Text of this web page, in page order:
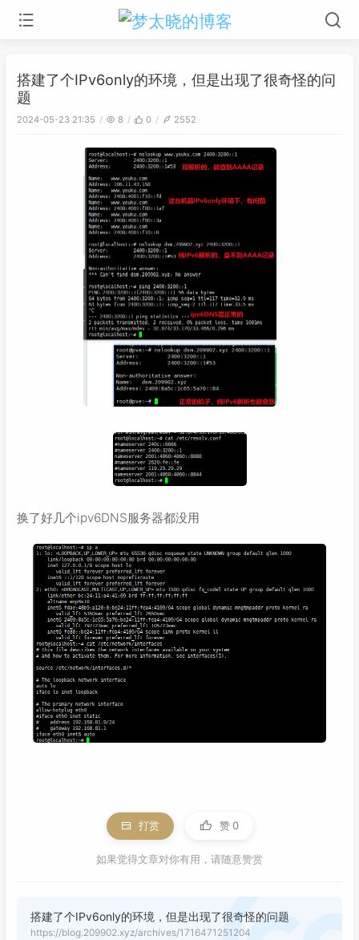
搭建了个IPv6only的环境，但是出现了很奇怪的问
题
2024-05-23 21:35 8 0 2552
换了好几个ipv6DNS服务器都没用
打赏 赞 0
如果觉得文章对你有用，请随意赞赏
搭建了个IPv6only的环境，但是出现了很奇怪的问题
https://blog.209902.xyz/archives/1716471251204